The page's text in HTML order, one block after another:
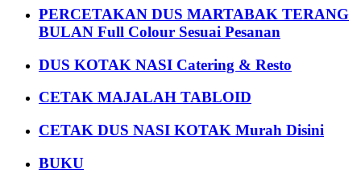
PERCETAKAN DUS MARTABAK TERANG
BULAN Full Colour Sesuai Pesanan
DUS KOTAK NASI Catering & Resto
CETAK MAJALAH TABLOID
CETAK DUS NASI KOTAK Murah Disini
BUKU